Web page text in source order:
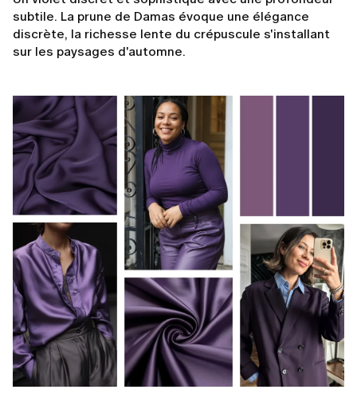
subtile. La prune de Damas évoque une élégance
discrète, la richesse lente du crépuscule s'installant
sur les paysages d'automne.